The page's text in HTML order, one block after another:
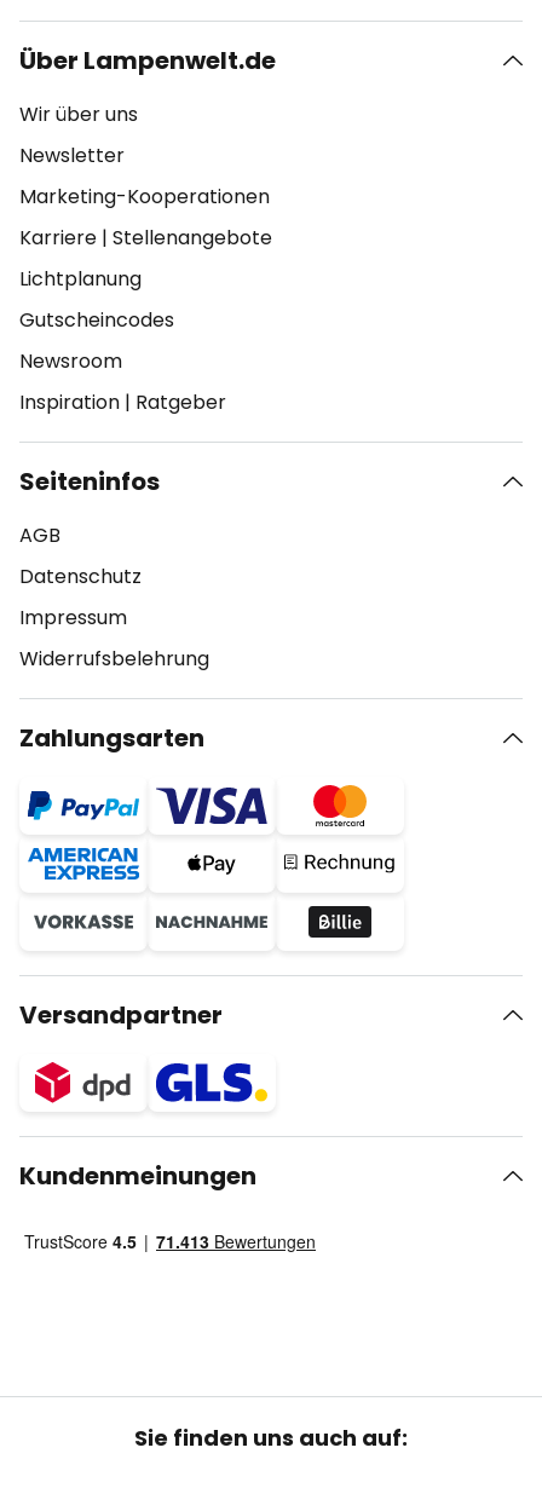
Über Lampenwelt.de
Wir über uns
Newsletter
Marketing-Kooperationen
Karriere | Stellenangebote
Lichtplanung
Gutscheincodes
Newsroom
Inspiration | Ratgeber
Seiteninfos
AGB
Datenschutz
Impressum
Widerrufsbelehrung
Zahlungsarten
Versandpartner
Kundenmeinungen
Sie finden uns auch auf: